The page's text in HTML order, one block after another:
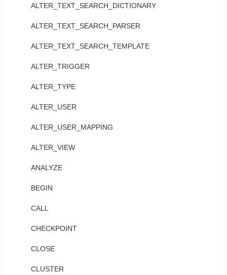
ALTER_TEXT_SEARCH_DICTIONARY
ALTER_TEXT_SEARCH_PARSER
ALTER_TEXT_SEARCH_TEMPLATE
ALTER_TRIGGER
ALTER_TYPE
ALTER_USER
ALTER_USER_MAPPING
ALTER_VIEW
ANALYZE
BEGIN
CALL
CHECKPOINT
CLOSE
CLUSTER